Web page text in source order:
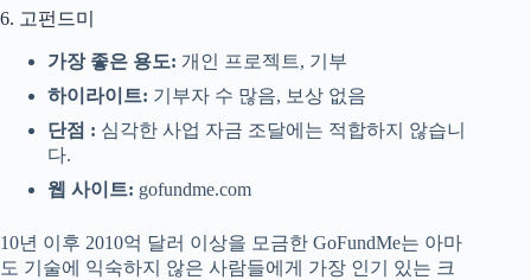
6. 고펀드미
가장 좋은 용도: 개인 프로젝트, 기부
하이라이트: 기부자 수 많음, 보상 없음
단점 : 심각한 사업 자금 조달에는 적합하지 않습니
다.
웹 사이트: gofundme.com
10년 이후 2010억 달러 이상을 모금한 GoFundMe는 아마
도 기술에 익숙하지 않은 사람들에게 가장 인기 있는 크